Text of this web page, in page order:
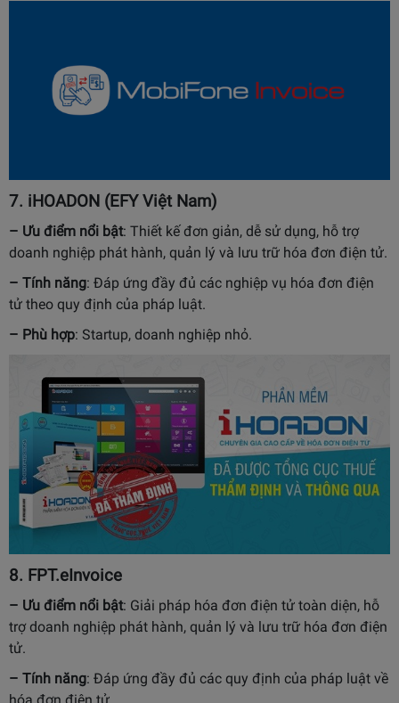
7. iHOADON (EFY Việt Nam)
– Ưu điểm nổi bật: Thiết kế đơn giản, dễ sử dụng, hỗ trợ
doanh nghiệp phát hành, quản lý và lưu trữ hóa đơn điện tử.
– Tính năng: Đáp ứng đầy đủ các nghiệp vụ hóa đơn điện
tử theo quy định của pháp luật.
– Phù hợp: Startup, doanh nghiệp nhỏ.
8. FPT.eInvoice
– Ưu điểm nổi bật: Giải pháp hóa đơn điện tử toàn diện, hỗ
trợ doanh nghiệp phát hành, quản lý và lưu trữ hóa đơn điện
tử.
– Tính năng: Đáp ứng đầy đủ các quy định của pháp luật về